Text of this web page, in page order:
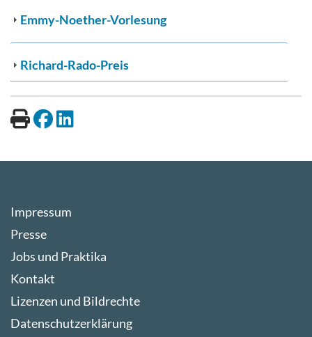
Emmy-Noether-Vorlesung
Richard-Rado-Preis
Impressum
Presse
Jobs und Praktika
Kontakt
Lizenzen und Bildrechte
Datenschutzerklärung